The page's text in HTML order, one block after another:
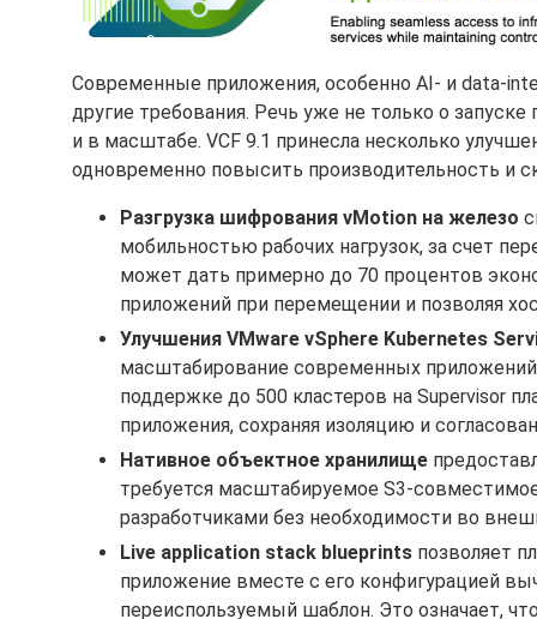
Современные приложения, особенно AI- и data-
другие требования. Речь уже не только о
и в масштабе. VCF 9.1 принесла несколько
одновременно повысить производительность и
Разгрузка шифрования vMotion на железо
мобильностью рабочих нагрузок, за счет
может дать примерно до 70 процентов
приложений при перемещении и позволяя
Улучшения VMware vSphere Kubernetes
масштабирование современных
поддержке до 500 кластеров на Supervisor
приложения, сохраняя изоляцию и
Нативное объектное хранилище
требуется масштабируемое S3-
разработчиками без необходимости во
Live application stack blueprints позволяет
приложение вместе с его конфигурацией
переиспользуемый шаблон. Это означает,